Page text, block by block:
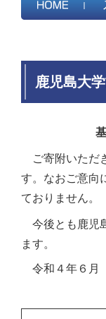
鹿児島大
ご寄附いただ
す。なおご意向
ておりません。
今後とも鹿児
ます。
令和４年６月